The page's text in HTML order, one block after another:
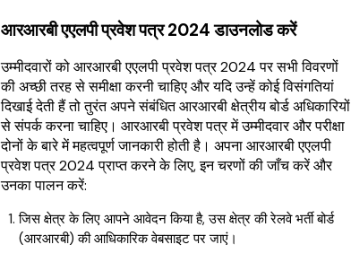
आरआरबी एएलपी प्रवेश पत्र 2024 डाउनलोड करें
उम्मीदवारों को आरआरबी एएलपी प्रवेश पत्र 2024 पर सभी विवरणों
की अच्छी तरह से समीक्षा करनी चाहिए और यदि उन्हें कोई विसंगतियां
दिखाई देती हैं तो तुरंत अपने संबंधित आरआरबी क्षेत्रीय बोर्ड अधिकारियों
से संपर्क करना चाहिए। आरआरबी प्रवेश पत्र में उम्मीदवार और परीक्षा
दोनों के बारे में महत्वपूर्ण जानकारी होती है। अपना आरआरबी एएलपी
प्रवेश पत्र 2024 प्राप्त करने के लिए, इन चरणों की जाँच करें और
उनका पालन करें:
जिस क्षेत्र के लिए आपने आवेदन किया है, उस क्षेत्र की रेलवे भर्ती बोर्ड
(आरआरबी) की आधिकारिक वेबसाइट पर जाएं।